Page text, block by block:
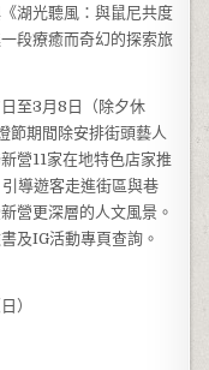
湖光聽風：與鼠尼共度
段療癒而奇幻的探索旅
至3月8日（除夕休
節期間除安排街頭藝人
營11家在地特色店家推
導遊客走進街區與巷
營更深層的人文風景。
及IG活動專頁查詢。
）